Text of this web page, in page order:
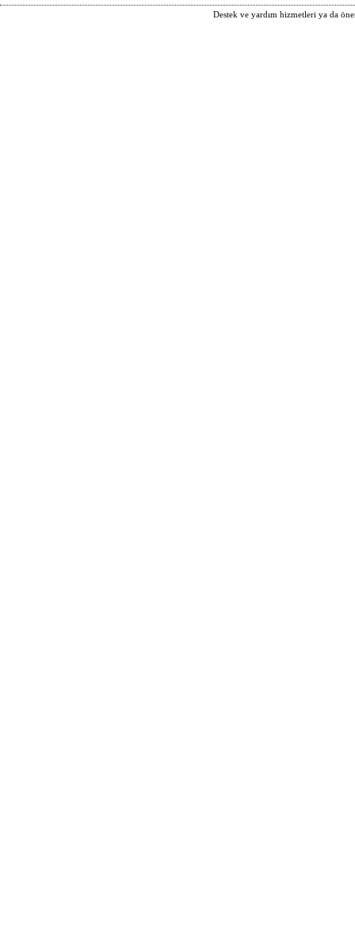
Destek ve yardım hizmetleri ya da